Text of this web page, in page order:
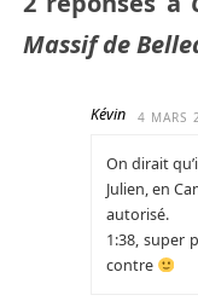
Massif de
Kévin 4 MARS
On dirait
Julien, en
autorisé.
1:38, super
contre